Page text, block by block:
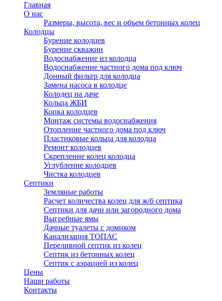
Главная
О нас
Размеры, высота, вес и объем бетонных колец
Колодцы
Бурение колодцев
Бурение скважин
Водоснабжение из колодца
Водоснабжение частного дома под ключ
Донный фильтр для колодца
Замена насоса в колодце
Колодец на даче
Кольца ЖБИ
Копка колодцев
Монтаж системы водоснабжения
Отопление частного дома под ключ
Пластиковые кольца для колодца
Ремонт колодцев
Скрепление колец колодца
Углубление колодцев
Чистка колодцев
Септики
Земляные работы
Расчет количества колец для ж/б септика
Септики для дачи или загородного дома
Выгребные ямы
Дачные туалеты с домиком
Канализация ТОПАС
Переливной септик из колец
Септик из бетонных колец
Септик с аэрацией из колец
Цены
Наши работы
Контакты